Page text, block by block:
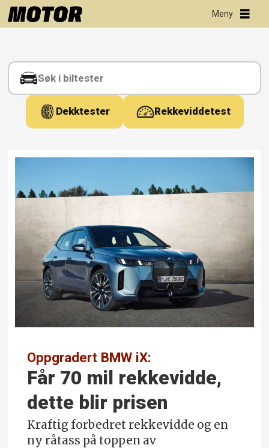
Tag:
ix
Dekktester Rekkeviddetest
Oppgradert BMW iX:
Får 70 mil rekkevidde,
dette blir prisen
Kraftig forbedret rekkevidde og en
ny råtass på toppen av